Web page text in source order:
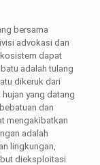
bersama
advokasi dan
dapat
adalah tulang
dikeruk dari
yang datang
dan
mengakibatkan
adalah
lingkungan,
dieksploitasi